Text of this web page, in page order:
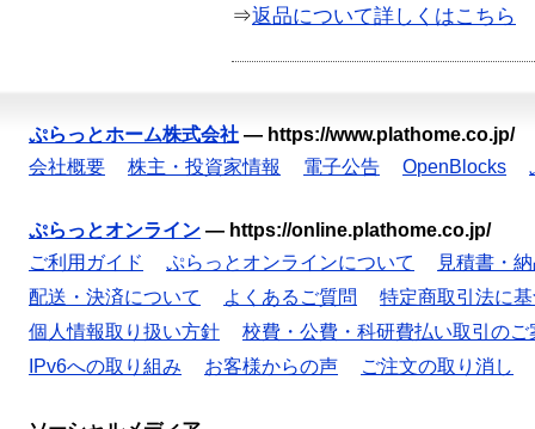
⇒返品について詳しくはこちら
ぷらっとホーム株式会社 — https://www.plathome.co.jp/
会社概要
株主・投資家情報 電子公告 OpenBlocks
ぷらっとオンライン — https://online.plathome.co.jp/
ご利用ガイド
ぷらっとオンラインについて
見積書・
配送・決済について
よくあるご質問
特定商取引法に
個人情報取り扱い方針
校費・公費・科研費払い取引のご
IPv6への取り組み
お客様からの声 ご注文の取り消し